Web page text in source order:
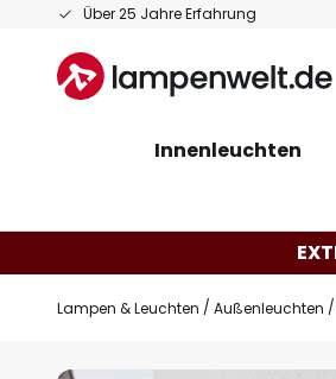
Über 25 Jahre Erfahrung
Zum
springen
Innenleuchten
Lampen & Leuchten Außenleuchten